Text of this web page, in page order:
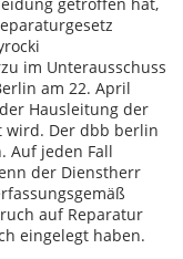
im Unterausschuss
am 22. April
Hausleitung der
wird. Der dbb berlin
Auf jeden Fall
der Dienstherr
auf Reparatur
eingelegt haben.